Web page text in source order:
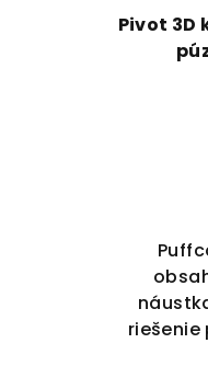
Pivot 3D
riešenie